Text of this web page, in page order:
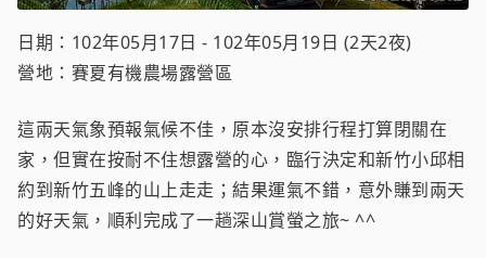
日期：102年05月17日 - 102年05月19日 (2天2夜)
營地：賽夏有機農場露營區
這兩天氣象預報氣候不佳，原本沒安排行程打算閉關在
家，但實在按耐不住想露營的心，臨行決定和新竹小邱相
約到新竹五峰的山上走走；結果運氣不錯，意外賺到兩天
的好天氣，順利完成了一趟深山賞螢之旅~ ^^